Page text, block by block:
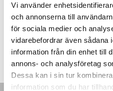
Vi använder
och annonserna till
för sociala medier och
vidarebefordrar även sådana
information från din enhet till
annons- och analysföretag
Dessa kan i sin tur
information som du har
menyer samt galvaniskt
16,950.00 kr –18,590.00kr